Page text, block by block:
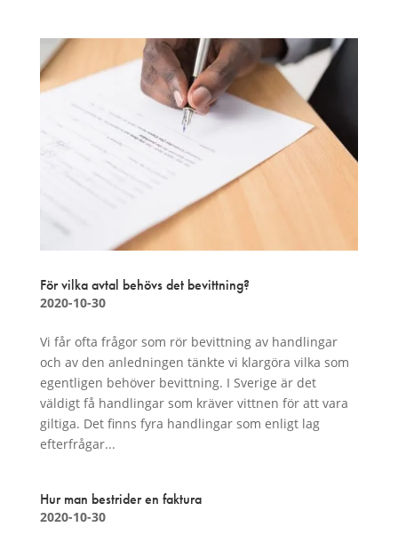
För vilka avtal behövs det bevittning?
2020-10-30
Vi får ofta frågor som rör bevittning av handlingar
och av den anledningen tänkte vi klargöra vilka som
egentligen behöver bevittning. I Sverige är det
väldigt få handlingar som kräver vittnen för att vara
giltiga. Det finns fyra handlingar som enligt lag
efterfrågar...
Hur man bestrider en faktura
2020-10-30